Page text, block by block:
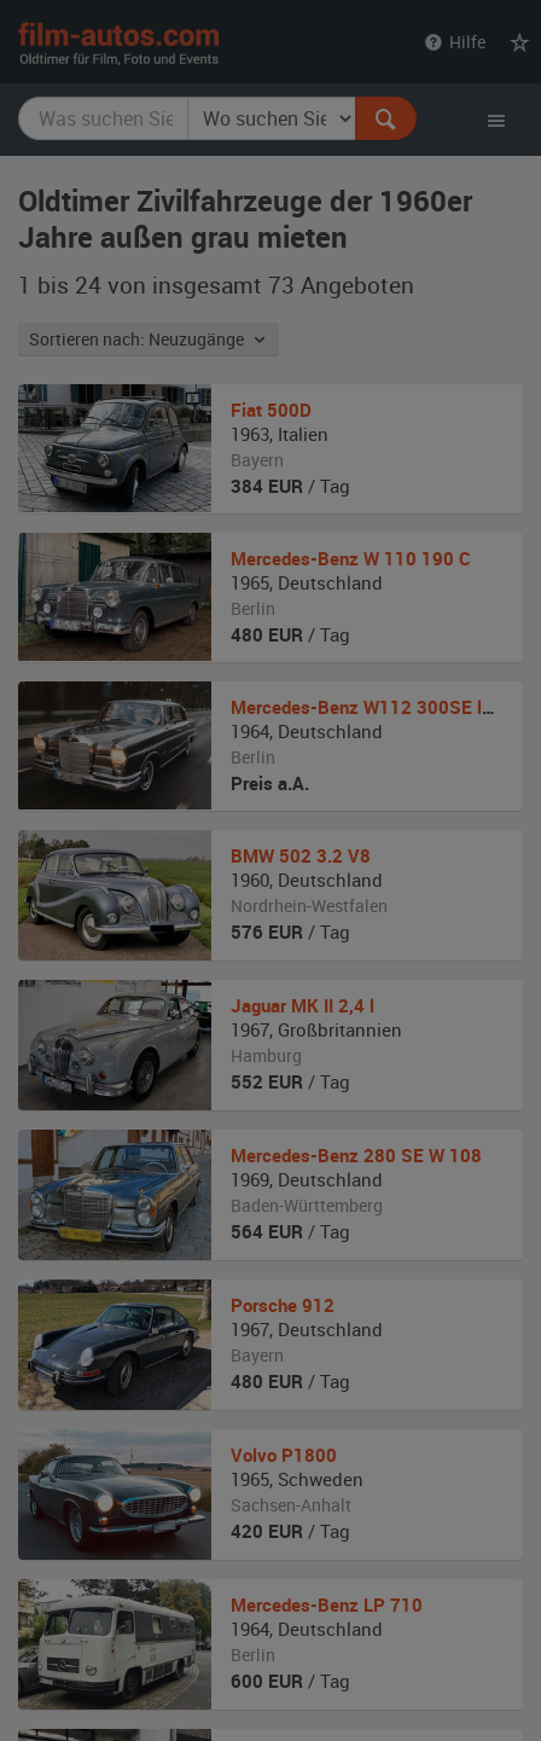
Hilfe
Oldtimer Zivilfahrzeuge der 1960er
Jahre außen grau mieten
1 bis 24 von insgesamt 73 Angeboten
Sortieren nach: Neuzugänge
Fiat 500D
1963, Italien
Bayern
384 EUR / Tag
Mercedes-Benz W 110 190 C
1965, Deutschland
Berlin
480 EUR / Tag
Mercedes-Benz W112 300SE lang Königsflosse
1964, Deutschland
Berlin
Preis a.A.
BMW 502 3.2 V8
1960, Deutschland
Nordrhein-Westfalen
576 EUR / Tag
Jaguar MK II 2,4 l
1967, Großbritannien
Hamburg
552 EUR / Tag
Mercedes-Benz 280 SE W 108
1969, Deutschland
Baden-Württemberg
564 EUR / Tag
Porsche 912
1967, Deutschland
Bayern
480 EUR / Tag
Volvo P1800
1965, Schweden
Sachsen-Anhalt
420 EUR / Tag
Mercedes-Benz LP 710
1964, Deutschland
Berlin
600 EUR / Tag